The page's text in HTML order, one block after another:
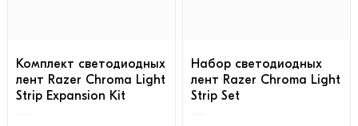
Комплект светодиодных
лент Razer Chroma Light
Strip Expansion Kit
Набор светодиодных
лент Razer Chroma Light
Strip Set